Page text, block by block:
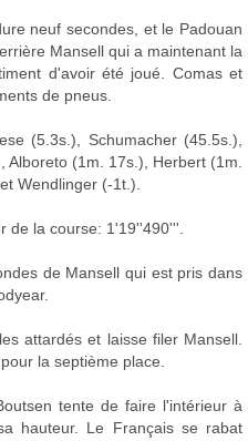
neuf secondes, et le Padouan
Mansell qui a maintenant la
d'avoir été joué. Comas et
de pneus.
(5.3s.), Schumacher (45.5s.),
(1m. 17s.), Herbert (1m.
Wendlinger (-1t.).
de la course: 1'19''490'''.
de Mansell qui est pris dans
attardés et laisse filer Mansell.
la septième place.
tente de faire l'intérieur à
hauteur. Le Français se rabat